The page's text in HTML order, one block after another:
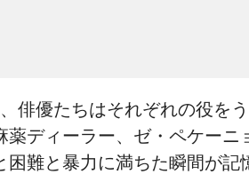
優たちはそれぞれの役を
ディーラー、ゼ・ペケー
難と暴力に満ちた瞬間が